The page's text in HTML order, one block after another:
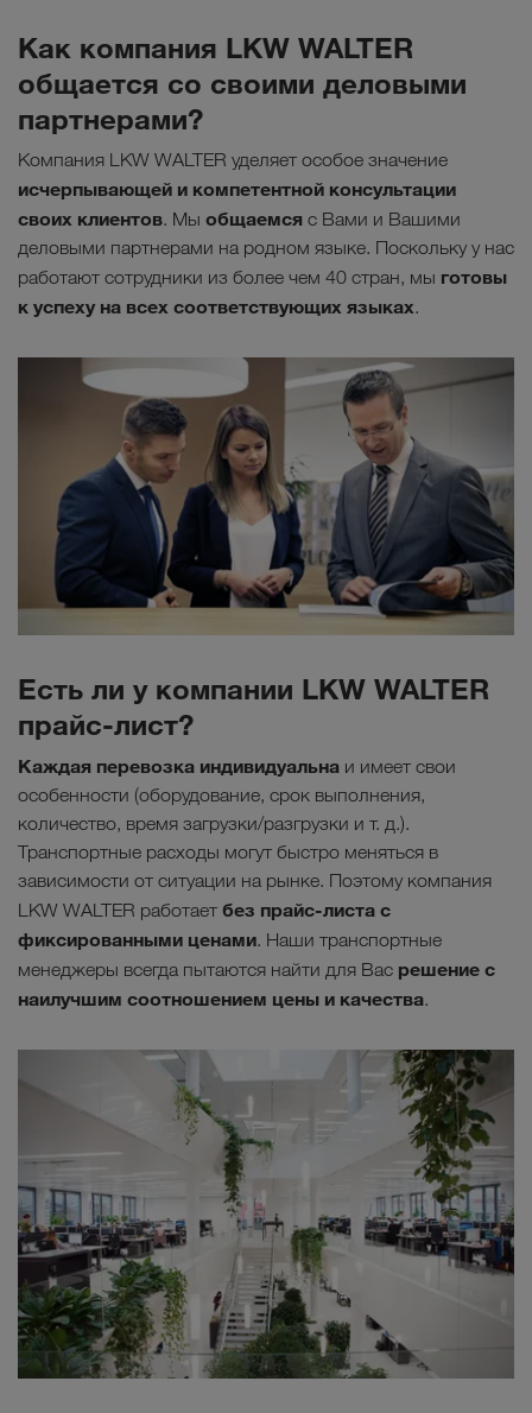
Как компания LKW WALTER
общается со своими деловыми
партнерами?
Компания LKW WALTER уделяет особое значение
исчерпывающей и компетентной консультации
своих клиентов. Мы общаемся с Вами и Вашими
деловыми партнерами на родном языке. Поскольку у нас
работают сотрудники из более чем 40 стран, мы готовы
к успеху на всех соответствующих языках.
Есть ли у компании LKW WALTER
прайс-лист?
Каждая перевозка индивидуальна и имеет свои
особенности (оборудование, срок выполнения,
количество, время загрузки/разгрузки и т. д.).
Транспортные расходы могут быстро меняться в
зависимости от ситуации на рынке. Поэтому компания
LKW WALTER работает без прайс-листа с
фиксированными ценами. Наши транспортные
менеджеры всегда пытаются найти для Вас решение с
наилучшим соотношением цены и качества.